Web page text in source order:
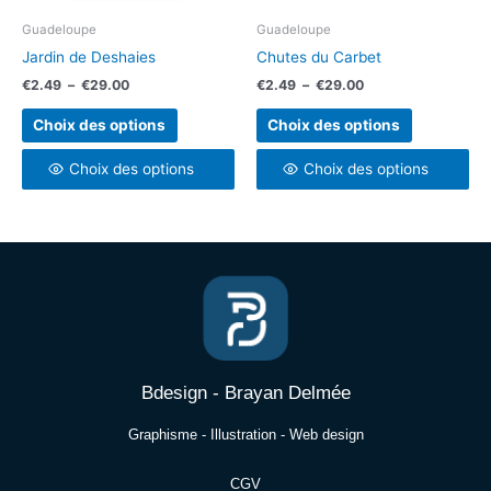
Guadeloupe
Jardin de Deshaies
€2.49 – €29.00
Choix des options
produit
Choix des options
Guadeloupe
Chutes du Carbet
€2.49 – €29.00
Choix des options
produit
Choix des options
Bdesign - Brayan Delmée
Graphisme - Illustration - Web design
CGV